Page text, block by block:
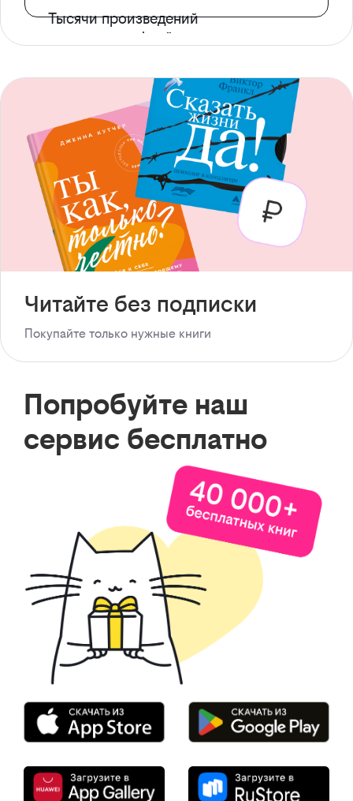
Тысячи произведений
с доступом офлайн
Читайте без подписки
Покупайте только нужные книги
Попробуйте наш
сервис бесплатно